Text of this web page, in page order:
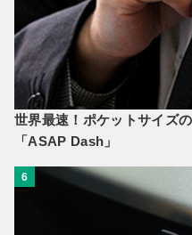
世界最速！ポケットサイズ
「ASAP Dash」
6